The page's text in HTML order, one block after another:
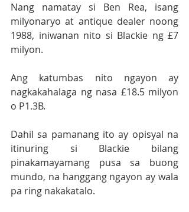
Nang namatay si Ben Rea, isang
milyonaryo at antique dealer noong
1988, iniwanan nito si Blackie ng £7
milyon.
Ang katumbas nito ngayon ay
nagkakahalaga ng nasa £18.5 milyon
o P1.3B.
Dahil sa pamanang ito ay opisyal na
itinuring si Blackie bilang
pinakamayamang pusa sa buong
mundo, na hanggang ngayon ay wala
pa ring nakakatalo.